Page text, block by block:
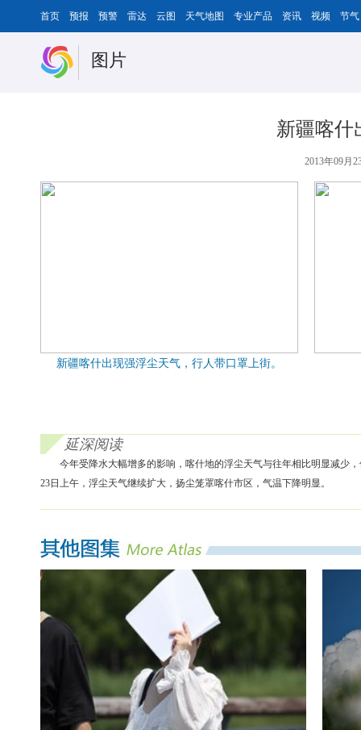
首页 预报 预警 雷达 云图 天气地图 专业产品 资讯 视频 节气
图片
新疆喀什
2013年09月
新疆喀什出现强浮尘天气，行人带口罩上街。
延深阅读
今年受降水大幅增多的影响，喀什地的浮尘天气与往年相比明显减少
23日上午，浮尘天气继续扩大，扬尘笼罩喀什市区，气温下降明显。